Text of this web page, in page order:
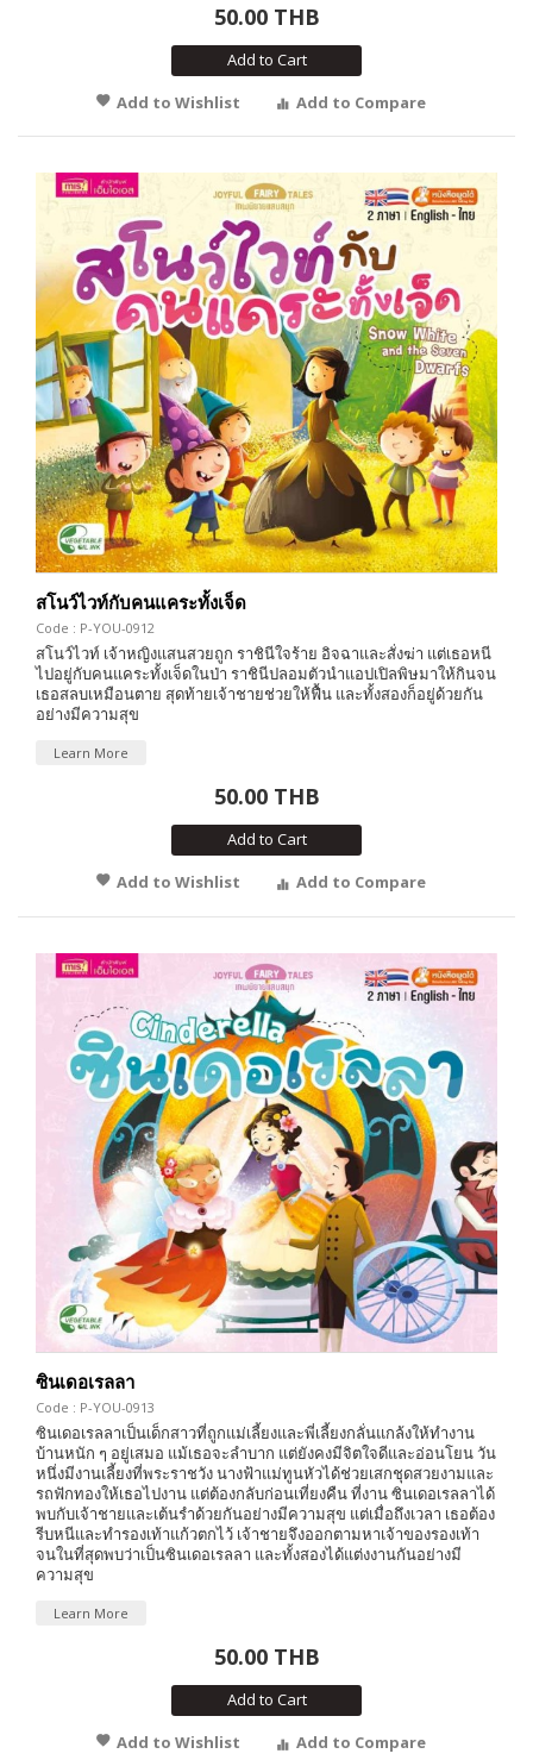
50.00 THB
Add to Cart
Add to Wishlist
Add to Compare
สโนว์ไวท์กับคนแคระทั้งเจ็ด
Code : P-YOU-0912
สโนว์ไวท์ เจ้าหญิงแสนสวยถูก ราชินีใจร้าย อิจฉาและสั่งฆ่า แต่เธอหนี
ไปอยู่กับคนแคระทั้งเจ็ดในป่า ราชินีปลอมตัวนำแอปเปิลพิษมาให้กินจน
เธอสลบเหมือนตาย สุดท้ายเจ้าชายช่วยให้ฟื้น และทั้งสองก็อยู่ด้วยกัน
อย่างมีความสุข
Learn More
50.00 THB
Add to Cart
Add to Wishlist
Add to Compare
ซินเดอเรลลา
Code : P-YOU-0913
ซินเดอเรลลาเป็นเด็กสาวที่ถูกแม่เลี้ยงและพี่เลี้ยงกลั่นแกล้งให้ทำงาน
บ้านหนัก ๆ อยู่เสมอ แม้เธอจะลำบาก แต่ยังคงมีจิตใจดีและอ่อนโยน วัน
หนึ่งมีงานเลี้ยงที่พระราชวัง นางฟ้าแม่ทูนหัวได้ช่วยเสกชุดสวยงามและ
รถฟักทองให้เธอไปงาน แต่ต้องกลับก่อนเที่ยงคืน ที่งาน ซินเดอเรลลาได้
พบกับเจ้าชายและเต้นรำด้วยกันอย่างมีความสุข แต่เมื่อถึงเวลา เธอต้อง
รีบหนีและทำรองเท้าแก้วตกไว้ เจ้าชายจึงออกตามหาเจ้าของรองเท้า
จนในที่สุดพบว่าเป็นซินเดอเรลลา และทั้งสองได้แต่งงานกันอย่างมี
ความสุข
Learn More
50.00 THB
Add to Cart
Add to Wishlist
Add to Compare